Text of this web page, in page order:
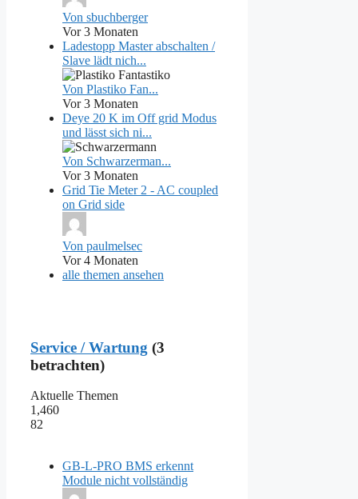
Von sbuchberger
Vor 3 Monaten
Ladestopp Master abschalten /
Slave lädt nich...
Von Plastiko Fan...
Vor 3 Monaten
Deye 20 K im Off grid Modus
und lässt sich ni...
Von Schwarzerman...
Vor 3 Monaten
Grid Tie Meter 2 - AC coupled
on Grid side
Von paulmelsec
Vor 4 Monaten
alle themen ansehen
Service / Wartung (3
betrachten)
Aktuelle Themen
1,460
82
GB-L-PRO BMS erkennt
Module nicht vollständig